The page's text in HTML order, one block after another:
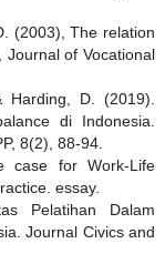
(2003), The relation
of Vocational
D. (2019).
di Indonesia.
8(2), 88-94.
case for Work-Life
essay.
Pelatihan Dalam
Journal Civics and